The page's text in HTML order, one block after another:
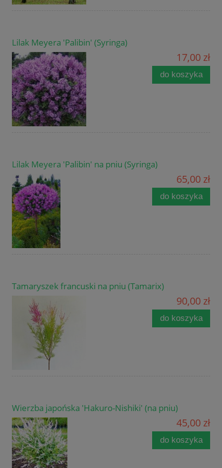
Lilak Meyera 'Palibin' (Syringa)
17,00 zł
do koszyka
Lilak Meyera 'Palibin' na pniu (Syringa)
65,00 zł
do koszyka
Tamaryszek francuski na pniu (Tamarix)
90,00 zł
do koszyka
Wierzba japońska 'Hakuro-Nishiki' (na pniu)
45,00 zł
do koszyka